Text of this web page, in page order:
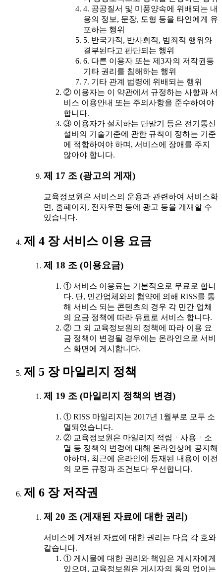
4. 공공질서 및 미풍양속에 위배되는 내
용의 정보, 문장, 도형 등을 타인에게 유
포하는 행위
5. 반국가적, 반사회적, 범죄적 행위와
결부된다고 판단되는 행위
6. 다른 이용자 또는 제3자의 저작권등
기타 권리를 침해하는 행위
7. 기타 관계 법령에 위배되는 행위
② 이용자는 이 약관에서 규정하는 사항과 서
비스 이용안내 또는 주의사항을 준수하여야
합니다.
③ 이용자가 설치하는 단말기 등은 전기통신
설비의 기술기준에 관한 규칙이 정하는 기준
에 적합하여야 하며, 서비스에 장애를 주지
않아야 합니다.
제 17 조 (광고의 게재)
교육정보원은 서비스의 운용과 관련하여 서비스화
면, 홈페이지, 전자우편 등에 광고 등을 게재할 수
있습니다.
제 4 장 서비스 이용 요금
제 18 조 (이용요금)
① 서비스 이용료는 기본적으로 무료로 합니
다. 단, 민간업체와의 협약에 의해 RISS를 통
해 서비스 되는 콘텐츠의 경우 각 민간 업체
의 요금 정책에 따라 유료로 서비스 합니다.
② 그 외 교육정보원의 정책에 따라 이용 요
금 정책이 변경될 경우에는 온라인으로 서비
스 화면에 게시합니다.
제 5 장 마일리지 정책
제 19 조 (마일리지 정책의 변경)
① RISS 마일리지는 2017년 1월부로 모두 소
멸되었습니다.
② 교육정보원은 마일리지 적립ㆍ사용ㆍ소
멸 등 정책의 변경에 대해 온라인상에 공지해
야하며, 최근에 온라인에 등재된 내용이 이전
의 모든 규정과 조건보다 우선합니다.
제 6 장 저작권
제 20 조 (게재된 자료에 대한 권리)
서비스에 게재된 자료에 대한 권리는 다음 각 호와
같습니다.
① 게시물에 대한 권리와 책임은 게시자에게
있으며, 교육정보원은 게시자의 동의 없이는